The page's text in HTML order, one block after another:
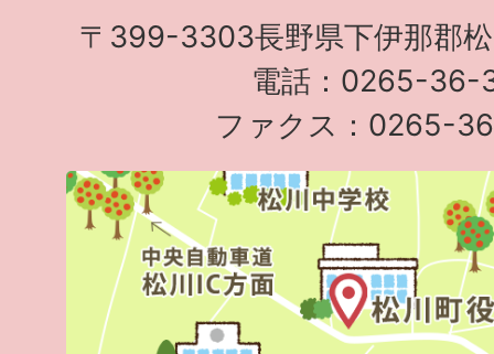
〒399-3303長野県下伊那郡
電話：0265-36-
ファクス：0265-